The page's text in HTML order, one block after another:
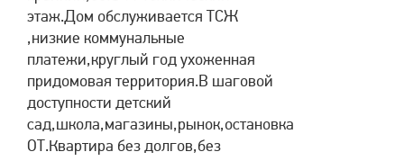
этаж.Дом обслуживается ТСЖ
,низкие коммунальные
платежи,круглый год ухоженная
придомовая территория.В шаговой
доступности детский
сад,школа,магазины,рынок,остановка
ОТ.Квартира без долгов,без